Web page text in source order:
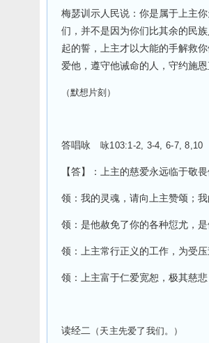
梅瑟训示人民说：你是属于上主
们，并不是因为你们比其余的民
起的誓，上主才以大能的手解救
爱他，遵守他诫命的人，守约施
（默想片刻）
答唱咏 咏103:1-2, 3-4, 6-7, 8,10
【答】：上主的慈爱永远临于敬畏
领：我的灵魂，请向上主赞颂；
领：是他赦免了你的各种愆尤，
领：上主常行正义的工作，为受
领：上主富于仁爱宽恕，极其慈
读经二 （天主先爱了我们。）